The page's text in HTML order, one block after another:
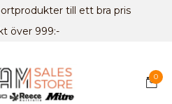
till ett bra pris
över 999:-
0